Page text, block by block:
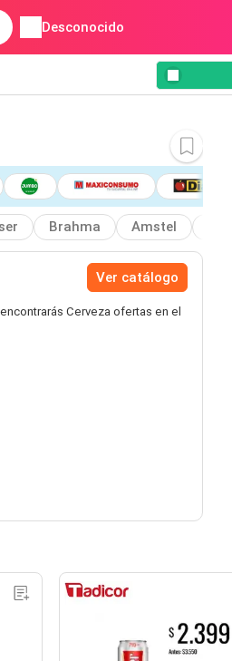
Desconocido
Brahma Amstel
Ver catálogo
Cerveza ofertas en el